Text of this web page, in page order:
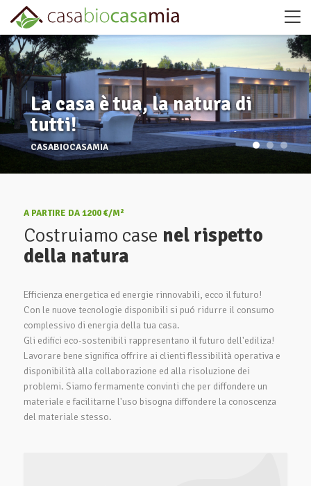
La casa è tua, la natura di
tutti!
CASABIOCASAMIA
A PARTIRE DA 1200 €/M²
Costruiamo case nel rispetto
della natura
Efficienza energetica ed energie rinnovabili, ecco il futuro!
Con le nuove tecnologie disponibili si puó ridurre il consumo
complessivo di energia della tua casa.
Gli edifici eco-sostenibili rappresentano il futuro dell'ediliza!
Lavorare bene significa offrire ai clienti flessibilità operativa e
disponibilità alla collaborazione ed alla risoluzione dei
problemi. Siamo fermamente convinti che per diffondere un
materiale e facilitarne l'uso bisogna diffondere la conoscenza
del materiale stesso.